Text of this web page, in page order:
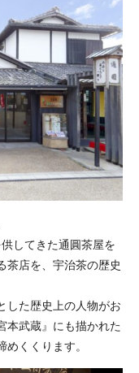
してきた通圓茶屋を
茶店を、宇治茶の歴史
した歴史上の人物がお
本武蔵』にも描かれた
くくります。